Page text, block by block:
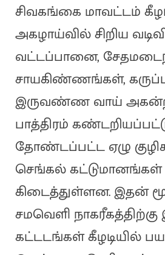
சிவகங்கை மாவட்டம்
அகழாய்வில் சிறிய
வட்டப்பானை,
சாயகிண்ணங்கள்,
இருவண்ண வாய் அகன்ற
பாத்திரம்
தோண்டப்பட்ட ஏழு
செங்கல் கட்டுமானங்கள்
கிடைத்துள்ளன. இதன்
சமவெளி
கட்டடங்கள் கீழடியில்